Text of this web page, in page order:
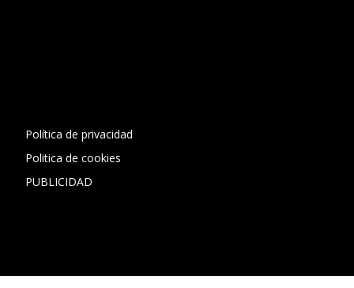
Política de privacidad
Politica de cookies
PUBLICIDAD